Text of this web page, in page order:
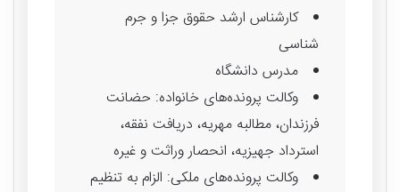
کارشناس ارشد حقوق جزا و جرم
شناسی
مدرس دانشگاه
وکالت پرونده‌های خانواده: حضانت
فرزندان، مطالبه مهریه، دریافت نفقه،
استرداد جهیزیه، انحصار وراثت و غیره
وکالت پرونده‌های ملکی: الزام به تنظیم